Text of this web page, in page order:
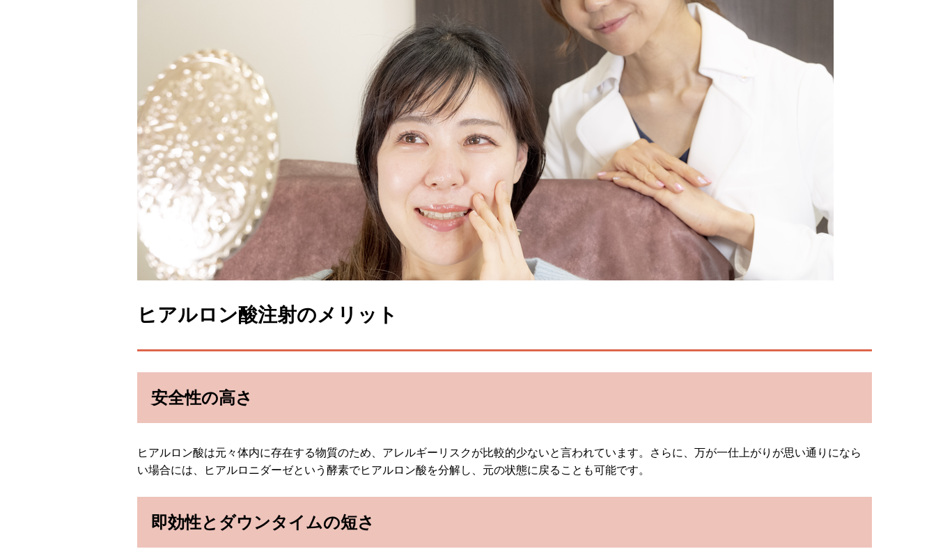
ヒアルロン酸注射のメリット
安全性の高さ
ヒアルロン酸は元々体内に存在する物質のため、アレルギーリスクが比較的少ないと言われています。さらに、万が一仕上がりが思い通りになら
い場合には、ヒアルロニダーゼという酵素でヒアルロン酸を分解し、元の状態に戻ることも可能です。
即効性とダウンタイムの短さ